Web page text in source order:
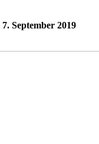
7. September 2019